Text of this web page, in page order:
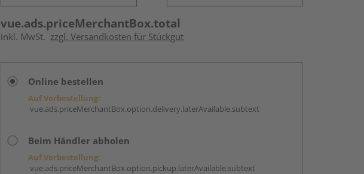
vue.ads.priceMerchantBox.total
inkl. MwSt. zzgl. Versandkosten für Stückgut
Online bestellen
Auf Vorbestellung:
vue.ads.priceMerchantBox.option.delivery.laterAvailable.subtext
Beim Händler abholen
Auf Vorbestellung:
vue.ads.priceMerchantBox.option.pickup.laterAvailable.subtext